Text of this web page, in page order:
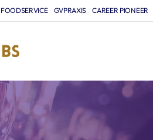
FOODSERVICE GVPRAXIS CAREER PIONEER